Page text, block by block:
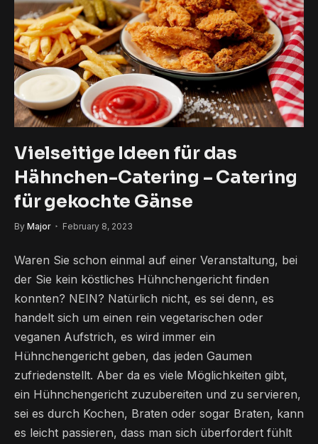
Vielseitige Ideen für das
Hähnchen-Catering – Catering
für gekochte Gänse
By Major February 8, 2023
Waren Sie schon einmal auf einer Veranstaltung, bei
der Sie kein köstliches Hühnchengericht finden
konnten? NEIN? Natürlich nicht, es sei denn, es
handelt sich um einen rein vegetarischen oder
veganen Aufstrich, es wird immer ein
Hühnchengericht geben, das jeden Gaumen
zufriedenstellt. Aber da es viele Möglichkeiten gibt,
ein Hühnchengericht zuzubereiten und zu servieren,
sei es durch Kochen, Braten oder sogar Braten, kann
es leicht passieren, dass man sich überfordert fühlt